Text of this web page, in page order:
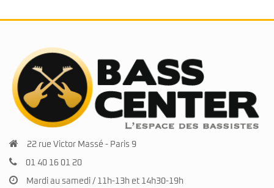
22 rue Victor Massé - Paris 9
01 40 16 01 20
Mardi au samedi / 11h-13h et 14h30-19h